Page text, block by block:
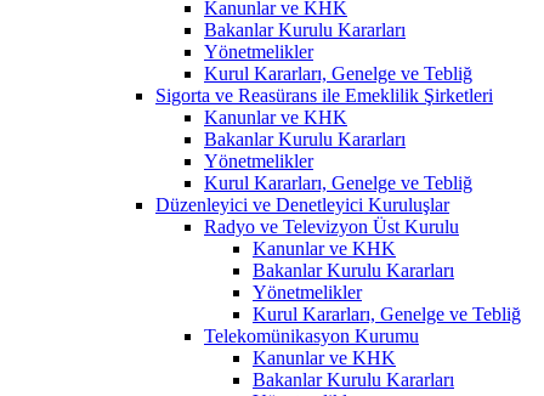
Kanunlar ve KHK
Bakanlar Kurulu Kararları
Yönetmelikler
Kurul Kararları, Genelge ve Tebliğ
Sigorta ve Reasürans ile Emeklilik Şirketleri
Kanunlar ve KHK
Bakanlar Kurulu Kararları
Yönetmelikler
Kurul Kararları, Genelge ve Tebliğ
Düzenleyici ve Denetleyici Kuruluşlar
Radyo ve Televizyon Üst Kurulu
Kanunlar ve KHK
Bakanlar Kurulu Kararları
Yönetmelikler
Kurul Kararları, Genelge ve Tebliğ
Telekomünikasyon Kurumu
Kanunlar ve KHK
Bakanlar Kurulu Kararları